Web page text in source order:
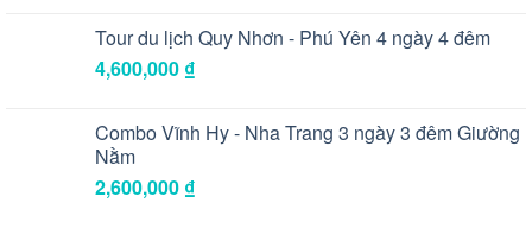
Tour du lịch Quy Nhơn - Phú Yên 4 ngày 4 đêm
4,600,000 ₫
Combo Vĩnh Hy - Nha Trang 3 ngày 3 đêm Giường
Nằm
2,600,000 ₫